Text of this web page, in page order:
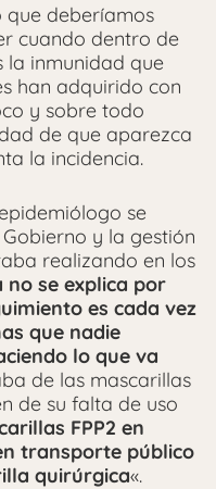
que deberíamos
cuando dentro de
la inmunidad que
han adquirido con
y sobre todo
de que aparezca
la incidencia.
se
y la gestión
realizando en los
no se explica por
es cada vez
que nadie
lo que va
de las mascarillas
de su falta de uso
FPP2 en
transporte público
quirúrgica«.